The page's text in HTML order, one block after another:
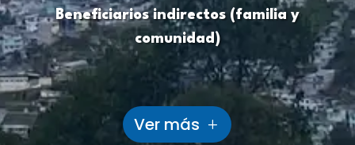
Beneficiarios indirectos (familia y
comunidad)
Ver más